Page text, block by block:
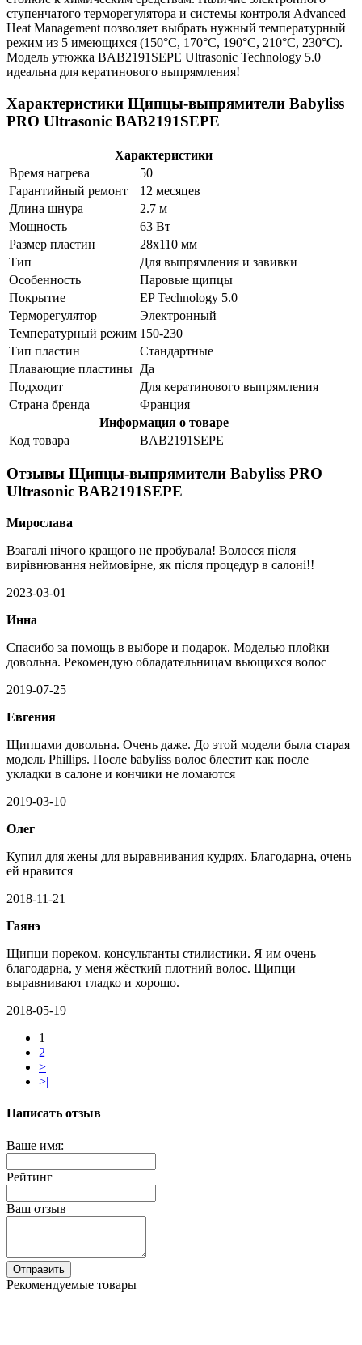
ступенчатого терморегулятора и системы контроля Advanced
Heat Management позволяет выбрать нужный температурный
режим из 5 имеющихся (150°C, 170°C, 190°C, 210°C, 230°C).
Модель утюжка BAB2191SEPE Ultrasonic Technology 5.0
идеальна для кератинового выпрямления!
Характеристики Щипцы-выпрямители Babyliss
PRO Ultrasonic BAB2191SEPE
Характеристики
Время нагрева
50
Гарантийный ремонт
12 месяцев
Длина шнура
2.7 м
Мощность
63 Вт
Размер пластин
28x110 мм
Тип
Для выпрямления и завивки
Особенность
Паровые щипцы
Покрытие
EP Technology 5.0
Терморегулятор
Электронный
Температурный режим 150-230
Тип пластин
Стандартные
Плавающие пластины Да
Подходит
Для кератинового выпрямления
Страна бренда
Франция
Информация о товаре
Код товара
BAB2191SEPE
Отзывы Щипцы-выпрямители Babyliss PRO
Ultrasonic BAB2191SEPE
Мирослава
Взагалі нічого кращого не пробувала! Волосся після
вирівнювання неймовірне, як після процедур в салоні!!
2023-03-01
Инна
Спасибо за помощь в выборе и подарок. Моделью плойки
довольна. Рекомендую обладательницам вьющихся волос
2019-07-25
Евгения
Щипцами довольна. Очень даже. До этой модели была старая
модель Phillips. После babyliss волос блестит как после
укладки в салоне и кончики не ломаются
2019-03-10
Олег
Купил для жены для выравнивания кудрях. Благодарна, очень
ей нравится
2018-11-21
Гаянэ
Щипци пореком. консультанты стилистики. Я им очень
благодарна, у меня жёсткий плотний волос. Щипци
выравнивают гладко и хорошо.
2018-05-19
1
2
>
>|
Написать отзыв
Ваше имя:
Рейтинг
Ваш отзыв
Отправить
Рекомендуемые товары